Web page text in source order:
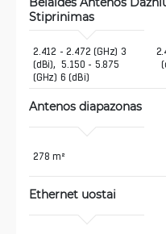
Stiprinimas
2.412 - 2.472 (GHz) 3
(dBi),  5.150 - 5.875
(GHz) 6 (dBi)
Antenos diapazonas
278 m²
Ethernet uostai